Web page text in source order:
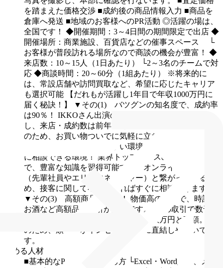
を踏まえた価格交渉 ■成約後の商品情報入力 ■商品を
倉庫へ発送 ■地域のお客様へのPR活動 ◎活躍の場は、
全国です！
◆開催期間：3～4日間の期間限定で出店 ◆
開催場所：商業施設、百貨店などの催事スペース
└
お客様が普段訪れる場所なので商談の機会が豊富！
◆
来店数：10～15人（1日あたり）
└2～3名のチームで対
応 ◆商談時間：20～60分（1組あたり）
※将来的に
は、常設店舗や訪問買取など、希望に応じたキャリア
も選択可能
【だれもが活躍し1年目で年収1000万円に
届く秘訣！】
▼その(1) バツグンの知名度で、成約率
は90％！
IKKOさん出演のTVCMで知名度が急上昇
し、来店・成約数は前年比2倍以上。商業施設での開催
のため、お買い物ついでに気軽に立ち寄る方が多く、
未経験でも成果を出しやすい環境です。
に相談できる環境！
業界トップクラスの品目を扱う中
で、豊富な知識を習得可能です。オンラインで本部
（先輩社員やエリアマネージャー）と繋がっているた
め、接客に関して不安があればすぐに相談できます。
▼その(3) 高額商品の取引！
物価高の影響で、時計や
お酒など高額品の取引が活発です。1度の取引で数千万
円になることもあり、平均単価も十数万円と高額。そ
のため、頑張りがインセンティブに直結しやすいで
す。
求める人材
■基本的なPC操作ができる方 └Excel・Word入力、メー